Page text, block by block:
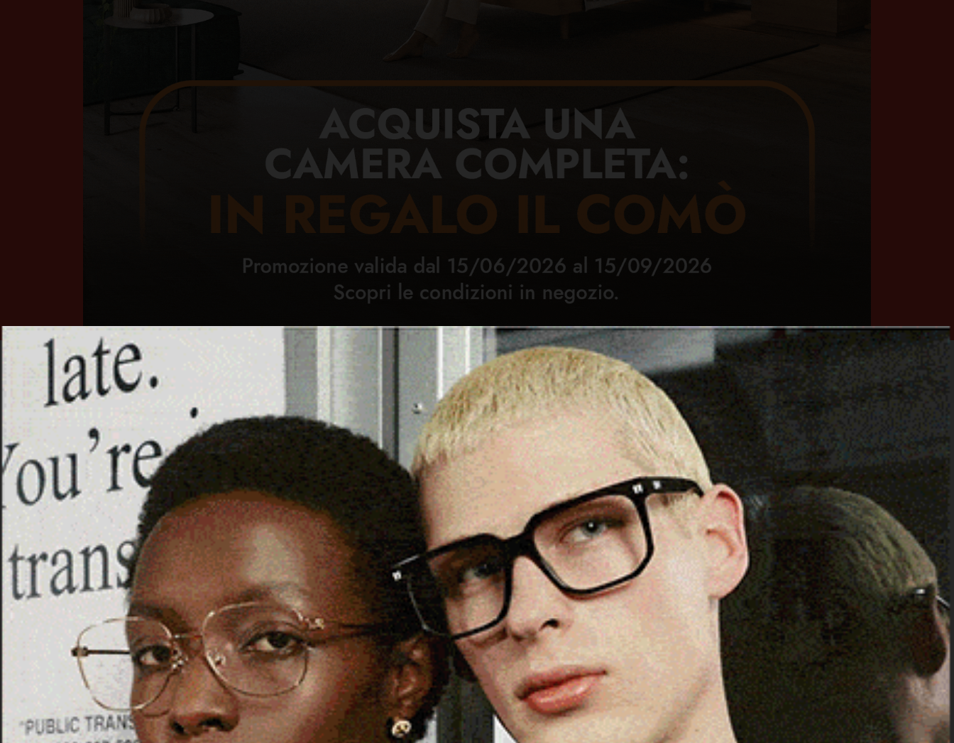
Home Ozieri Sardegna Cronaca Sport Cultura Rubriche Necrologie
Numeri
Contatti
DISPONIBILE IN RETE IL 4° BRANO DEI BONAYRES
TRATTO DALL’ALBUM XILEMA
26 Ottobre 2023, 18:07
Cerca
Cerca
Facebook
Threads
Instagram
X YouTube